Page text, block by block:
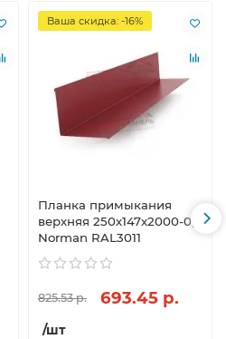
Ваша скидка: -16%
Планка примыкания
верхняя 250х147х2000-0,5
Norman RAL3011
825.53 р. 693.45 р.
/шт